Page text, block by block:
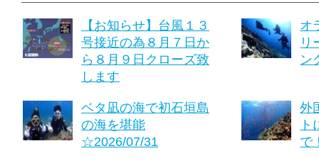
【お知らせ】台風１３
号接近の為８月７日か
ら８月９日クローズ致
します
オ
リ
ン
ベタ凪の海で初石垣島
の海を堪能
☆2026/07/31
外
ト
で